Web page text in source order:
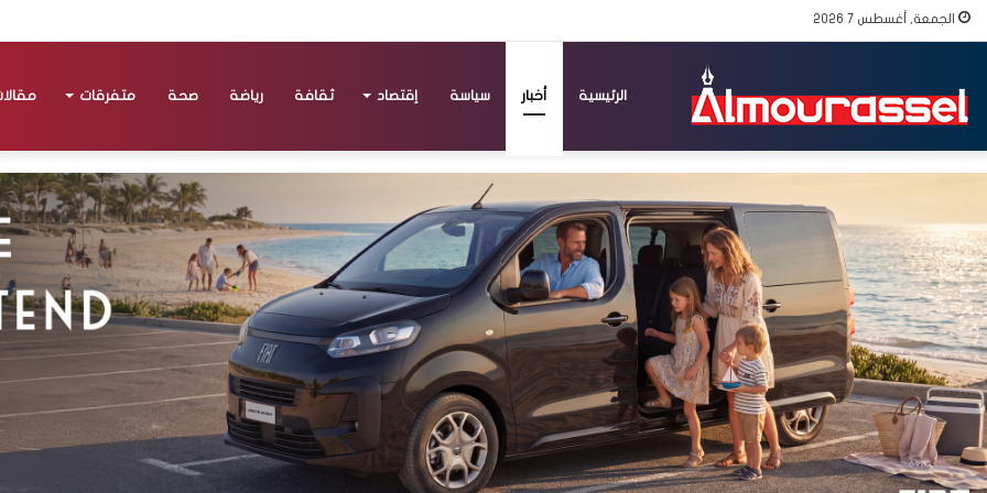
الجمعة, أغسطس 7 2026
الرئيسية أخبار سياسة إقتصاد ثقافة رياضة صحة متفرقات